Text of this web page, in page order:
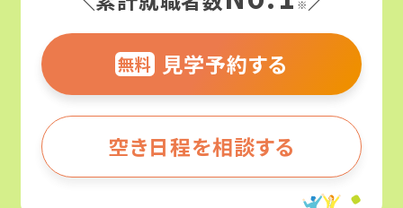
※
無料 見学予約する
空き日程を相談する